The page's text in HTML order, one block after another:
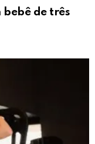
de três